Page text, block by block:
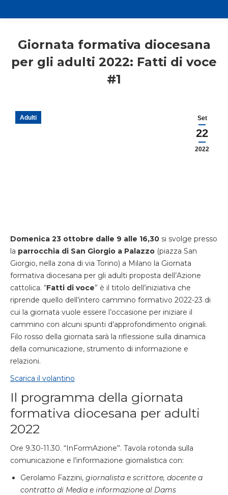
Giornata formativa diocesana
per gli adulti 2022: Fatti di voce
#1
Set
22
2022
Adulti
Domenica 23 ottobre dalle 9 alle 16,30 si svolge presso
la parrocchia di San Giorgio a Palazzo (piazza San
Giorgio, nella zona di via Torino) a Milano la Giornata
formativa diocesana per gli adulti proposta dell’Azione
cattolica. “Fatti di voce” è il titolo dell’iniziativa che
riprende quello dell’intero cammino formativo 2022-23 di
cui la giornata vuole essere l’occasione per iniziare il
cammino con alcuni spunti d’approfondimento originali.
Filo rosso della giornata sarà la riflessione sulla dinamica
della comunicazione, strumento di informazione e
relazioni.
Scarica il volantino
Il programma della giornata
formativa diocesana per adulti
2022
Ore 9.30-11.30. “InFormAzione”. Tavola rotonda sulla
comunicazione e l’informazione giornalistica con:
Gerolamo Fazzini, giornalista e scrittore, docente a
contratto di Media e informazione al Dams